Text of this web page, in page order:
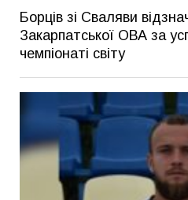
Борців зі Сваляви
Закарпатської ОВА за
чемпіонаті світу